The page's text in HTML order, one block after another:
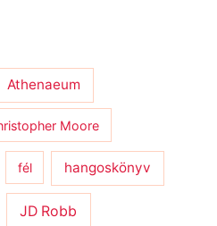
Athenaeum
Moore
fél hangoskönyv
JD Robb